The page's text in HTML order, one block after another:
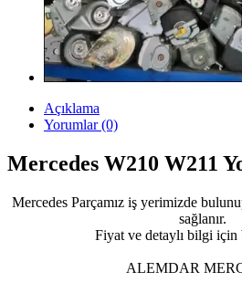
Açıklama
Yorumlar (0)
Mercedes W210 W211
Mercedes Parçamız iş yerimizde
sağlanır.
Fiyat ve detaylı bilgi için
ALEMDAR